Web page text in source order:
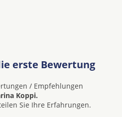
erste Bewertung
/ Empfehlungen
Koppi.
Sie Ihre Erfahrungen.